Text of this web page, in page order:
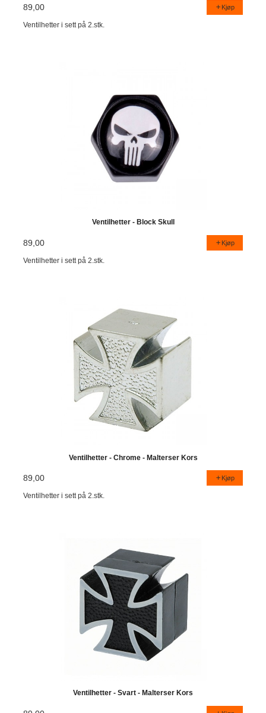
89,00 Kjøp
Ventilhetter i sett på 2.stk.
Ventilhetter - Block Skull
89,00 Kjøp
Ventilhetter i sett på 2.stk.
Ventilhetter - Chrome - Malterser Kors
89,00 Kjøp
Ventilhetter i sett på 2.stk.
Ventilhetter - Svart - Malterser Kors